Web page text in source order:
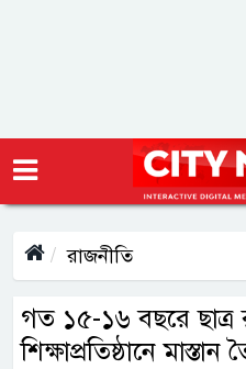
রাজনীতি
গত ১৫-১৬ বছরে ছাত্র
শিক্ষাপ্রতিষ্ঠানে